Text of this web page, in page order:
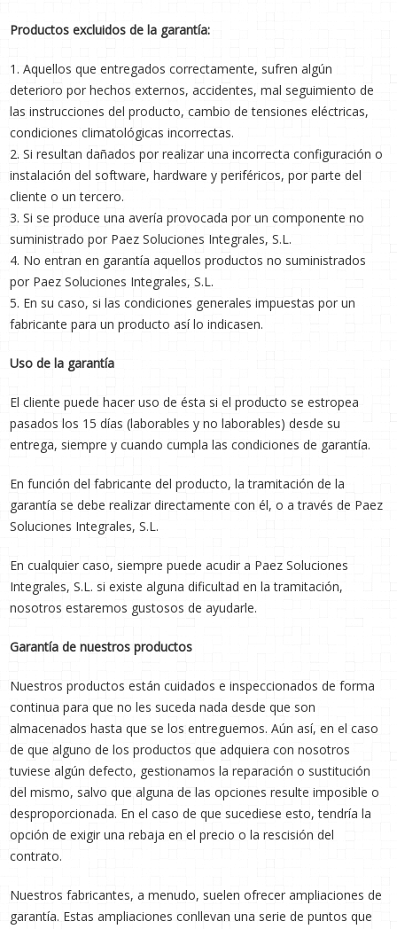
Productos excluidos de la garantía:
1. Aquellos que entregados correctamente, sufren algún
deterioro por hechos externos, accidentes, mal seguimiento de
las instrucciones del producto, cambio de tensiones eléctricas,
condiciones climatológicas incorrectas.
2. Si resultan dañados por realizar una incorrecta configuración o
instalación del software, hardware y periféricos, por parte del
cliente o un tercero.
3. Si se produce una avería provocada por un componente no
suministrado por Paez Soluciones Integrales, S.L.
4. No entran en garantía aquellos productos no suministrados
por Paez Soluciones Integrales, S.L.
5. En su caso, si las condiciones generales impuestas por un
fabricante para un producto así lo indicasen.
Uso de la garantía
El cliente puede hacer uso de ésta si el producto se estropea
pasados los 15 días (laborables y no laborables) desde su
entrega, siempre y cuando cumpla las condiciones de garantía.
En función del fabricante del producto, la tramitación de la
garantía se debe realizar directamente con él, o a través de Paez
Soluciones Integrales, S.L.
En cualquier caso, siempre puede acudir a Paez Soluciones
Integrales, S.L. si existe alguna dificultad en la tramitación,
nosotros estaremos gustosos de ayudarle.
Garantía de nuestros productos
Nuestros productos están cuidados e inspeccionados de forma
continua para que no les suceda nada desde que son
almacenados hasta que se los entreguemos. Aún así, en el caso
de que alguno de los productos que adquiera con nosotros
tuviese algún defecto, gestionamos la reparación o sustitución
del mismo, salvo que alguna de las opciones resulte imposible o
desproporcionada. En el caso de que sucediese esto, tendría la
opción de exigir una rebaja en el precio o la rescisión del
contrato.
Nuestros fabricantes, a menudo, suelen ofrecer ampliaciones de
garantía. Estas ampliaciones conllevan una serie de puntos que